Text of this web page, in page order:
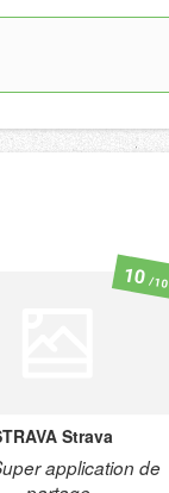
Strava
application de
10/10